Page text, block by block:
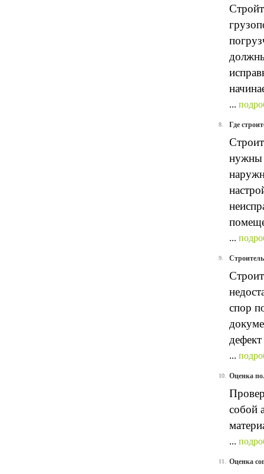
...
8. Где
нужны
...
9.
спор
...
10. Оценка
собой
...
11. Оценка